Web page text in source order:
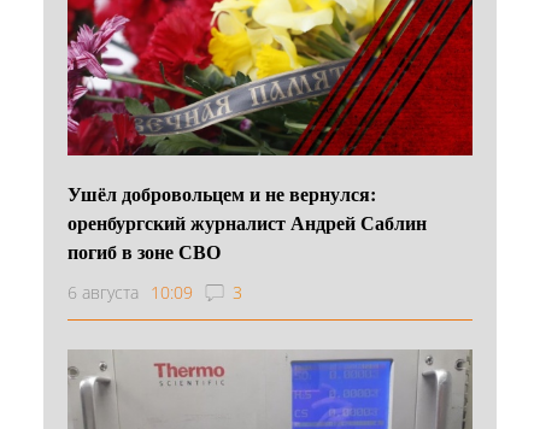
Ушёл добровольцем и не вернулся:
оренбургский журналист Андрей Саблин
погиб в зоне СВО
6 августа 10:09 3